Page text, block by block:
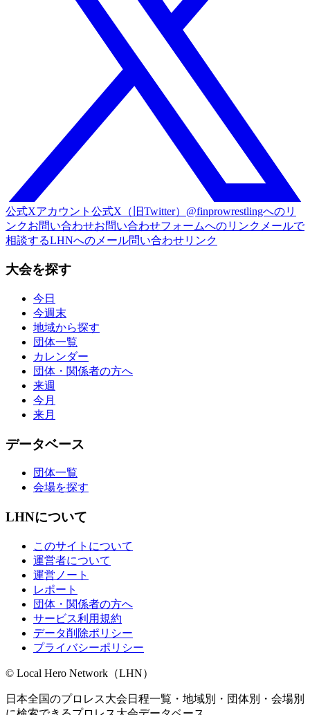
公式Xアカウント 公式X（旧Twitter）@finprowrestlingへのリ
ンクお問い合わせお問い合わせフォームへのリンク メールで
相談するLHNへのメール問い合わせリンク
大会を探す
今日
今週末
地域から探す
団体一覧
カレンダー
団体・関係者の方へ
来週
今月
来月
データベース
団体一覧
会場を探す
LHNについて
このサイトについて
運営者について
運営ノート
レポート
団体・関係者の方へ
サービス利用規約
データ削除ポリシー
プライバシーポリシー
© Local Hero Network（LHN）
日本全国のプロレス大会日程一覧・地域別・団体別・会場別